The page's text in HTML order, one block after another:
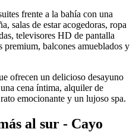
frente a la bahía con una
salas de estar acogedoras, ropa
televisores HD de pantalla
premium, balcones amueblados y
ofrecen un delicioso desayuno
cena íntima, alquiler de
emocionante y un lujoso spa.
al sur - Cayo